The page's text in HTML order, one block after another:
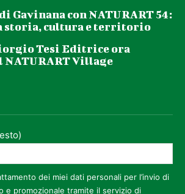
Gavinana con NATURART 54:
storia, cultura e territorio
Tesi Editrice ora
Village
dei miei dati personali per l’invio di
e promozionale tramite il servizio di